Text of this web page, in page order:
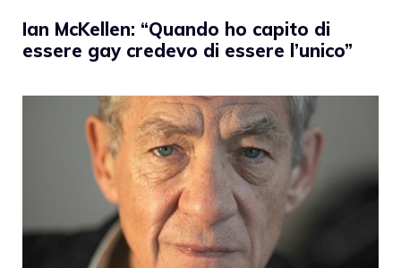
Ian McKellen: “Quando ho capito di
essere gay credevo di essere l’unico”